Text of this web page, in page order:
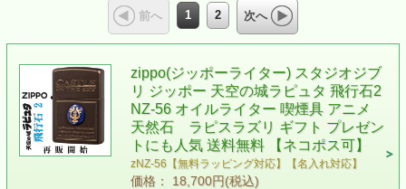
前へ 1 2 次へ
zippo(ジッポーライター) スタジオジブ
リ ジッポー 天空の城ラピュタ 飛行石2
NZ-56 オイルライター 喫煙具 アニメ
天然石 ラピスラズリ ギフト プレゼン
トにも人気 送料無料 【ネコポス可】
zNZ-56【無料ラッピング対応】【名入れ対応】
価格： 18,700円(税込)